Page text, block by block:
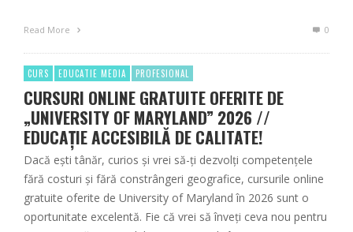
Read More 0
CURS EDUCATIE MEDIA PROFESIONAL
CURSURI ONLINE GRATUITE OFERITE DE
„UNIVERSITY OF MARYLAND” 2026 //
EDUCAȚIE ACCESIBILĂ DE CALITATE!
Dacă ești tânăr, curios și vrei să-ți dezvolți competențele
fără costuri și fără constrângeri geografice, cursurile online
gratuite oferite de University of Maryland în 2026 sunt o
oportunitate excelentă. Fie că vrei să înveți ceva nou pentru